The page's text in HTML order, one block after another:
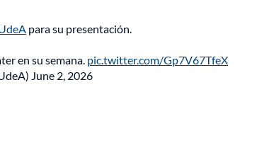
para su presentación.
en su semana. pic.twitter.com/Gp7V67TfeX
June 2, 2026